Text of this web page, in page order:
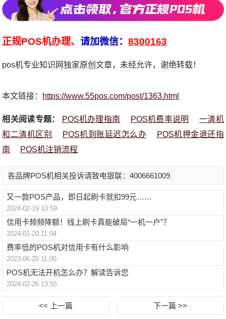
正规POS机办理、请加微信：8300163
pos机专业知识网独家原创文章，未经允许，谢绝转载！
本文链接： https://www.55pos.com/post/1363.html
相关阅读专题： POS机办理指南 POS机费率说明
一清机
和二清机区别
POS机到账延迟怎么办
POS机押金退还指
南
POS机注销流程
各品牌POS机相关投诉请致电银联：4006661009
又一款POS产品，即日起刷卡就扣99元……
2024-02-19 10:59
信用卡频频降额！线上刷卡真能破局“一机一户”？
2024-01-20 11:04
费率低的POS机对信用卡有什么影响
2023-06-20 11:00
POS机无法开机怎么办？解读告诉您
2024-02-26 13:55
<< 上一篇 下一篇 >>